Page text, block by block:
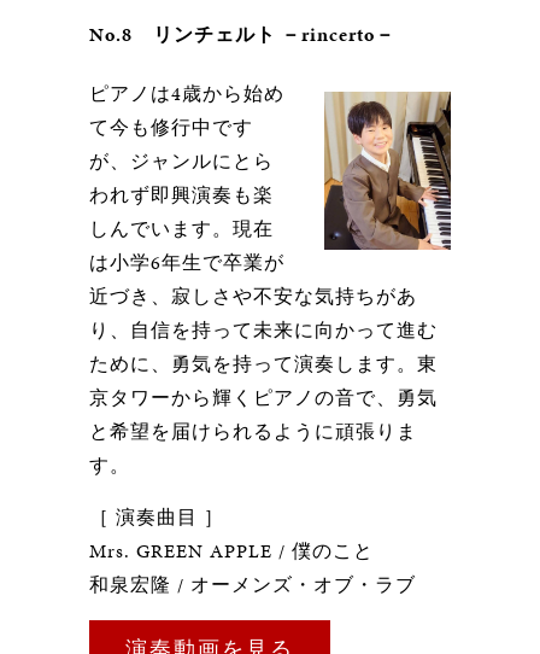
No.8 リンチェルト －rincerto－
ピアノは4歳から始め
て今も修行中です
が、ジャンルにとら
われず即興演奏も楽
しんでいます。現在
は小学6年生で卒業が
近づき、寂しさや不安な気持ちがあ
り、自信を持って未来に向かって進む
ために、勇気を持って演奏します。東
京タワーから輝くピアノの音で、勇気
と希望を届けられるように頑張りま
す。
［ 演奏曲目 ］
Mrs. GREEN APPLE / 僕のこと
和泉宏隆 / オーメンズ・オブ・ラブ
演奏動画を見る